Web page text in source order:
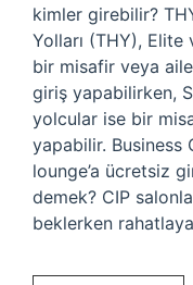
kimler girebilir?
Yolları (THY),
bir misafir veya
giriş yapabilirken,
yolcular ise bir
yapabilir. Business
lounge’a ücretsiz
demek? CIP
beklerken